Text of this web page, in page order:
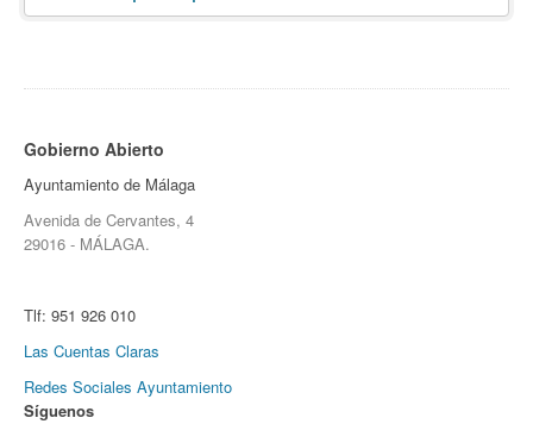
Gobierno Abierto
Ayuntamiento de Málaga
Avenida de Cervantes, 4
29016 - MÁLAGA.
Tlf: 951 926 010
Las Cuentas Claras
Redes Sociales Ayuntamiento
Síguenos